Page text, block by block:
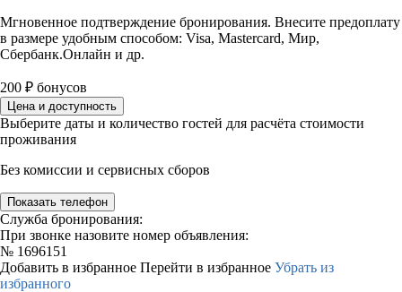
Мгновенное подтверждение бронирования. Внесите предоплату
в размере удобным способом: Visa, Mastercard, Мир,
Сбербанк.Онлайн и др.
200 ₽ бонусов
Цена и доступность
Выберите даты и количество гостей для расчёта стоимости
проживания
Без комиссии и сервисных сборов
Показать телефон
Служба бронирования:
При звонке назовите номер объявления:
№ 1696151
Добавить в избранное Перейти в избранное Убрать из
избранного